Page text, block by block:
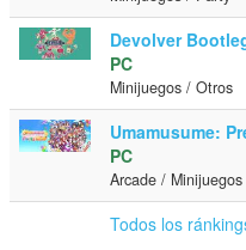
Devolver
PC
Minijuegos / Otros
Umamusume:
PC
Arcade / Minijuegos
Todos los